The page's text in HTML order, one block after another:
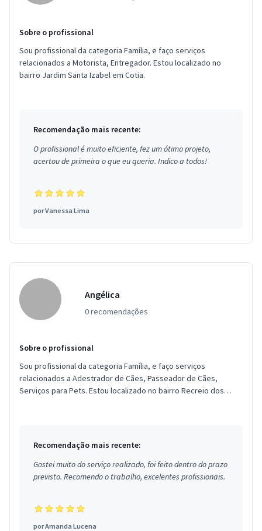
Sobre o profissional
Sou profissional da categoria Família, e faço serviços
relacionados a Motorista, Entregador. Estou localizado no
bairro Jardim Santa Izabel em Cotia.
Recomendação mais recente:
O profissional é muito eficiente, fez um ótimo projeto,
acertou de primeira o que eu queria. Indico a todos!
porVanessa Lima
Angélica
0 recomendações
Sobre o profissional
Sou profissional da categoria Família, e faço serviços
relacionados a Adestrador de Cães, Passeador de Cães,
Serviços para Pets. Estou localizado no bairro Recreio dos
Recomendação mais recente:
Gostei muito do serviço realizado, foi feito dentro do prazo
previsto. Recomendo o trabalho, excelentes profissionais.
porAmanda Lucena